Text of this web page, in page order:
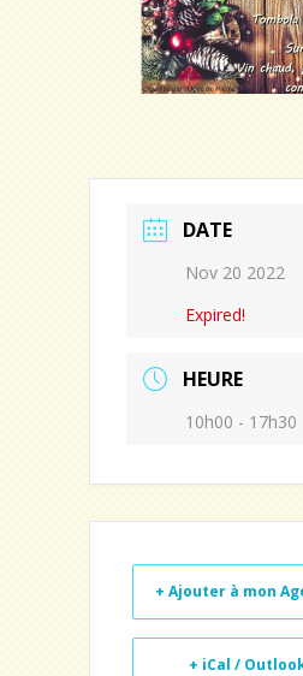
DATE
Nov 20 2022
Expired!
HEURE
10h00 - 17h30
+ Ajouter à mon
+ iCal /